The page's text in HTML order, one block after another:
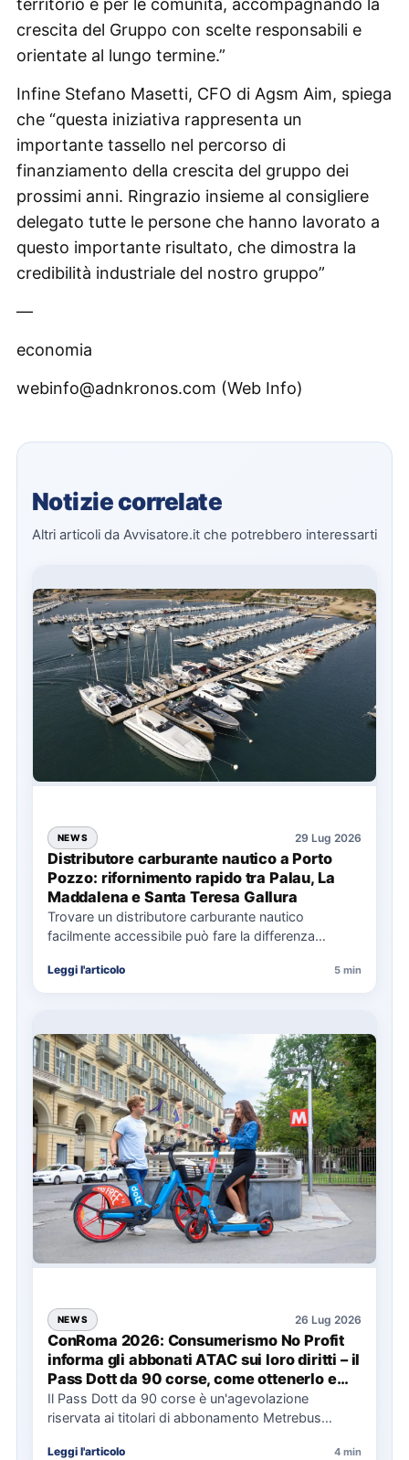
territorio e per le comunità, accompagnando la
crescita del Gruppo con scelte responsabili e
orientate al lungo termine.”
Infine Stefano Masetti, CFO di Agsm Aim, spiega
che “questa iniziativa rappresenta un
importante tassello nel percorso di
finanziamento della crescita del gruppo dei
prossimi anni. Ringrazio insieme al consigliere
delegato tutte le persone che hanno lavorato a
questo importante risultato, che dimostra la
credibilità industriale del nostro gruppo”
—
economia
webinfo@adnkronos.com (Web Info)
Notizie correlate
Altri articoli da Avvisatore.it che potrebbero interessarti
NEWS 29 Lug 2026
Distributore carburante nautico a Porto
Pozzo: rifornimento rapido tra Palau, La
Maddalena e Santa Teresa Gallura
Trovare un distributore carburante nautico
facilmente accessibile può fare la differenza
soprattutto…
Leggi l'articolo 5 min
NEWS 26 Lug 2026
ConRoma 2026: Consumerismo No Profit
informa gli abbonati ATAC sui loro diritti – il
Pass Dott da 90 corse, come ottenerlo e
cosa spetta in caso di disservizi
Il Pass Dott da 90 corse è un'agevolazione
riservata ai titolari di abbonamento Metrebus
Leggi l'articolo 4 min